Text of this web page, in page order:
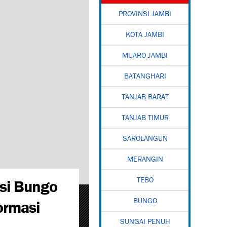
Bungo
IkutiIvan
PROVINSI JAMBI
KOTA JAMBI
MUARO JAMBI
BATANGHARI
TANJAB BARAT
TANJAB TIMUR
SAROLANGUN
MERANGIN
TEBO
BUNGO
SUNGAI PENUH